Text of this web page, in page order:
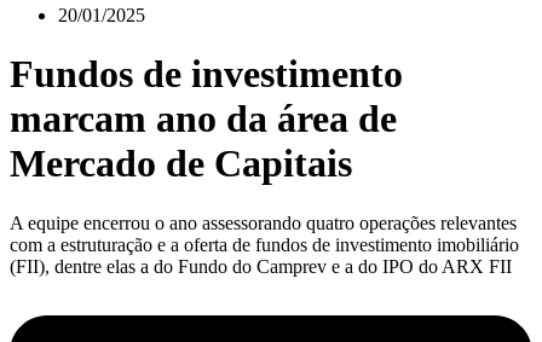
20/01/2025
Fundos de investimento
marcam ano da área de
Mercado de Capitais
A equipe encerrou o ano assessorando quatro operações relevantes
com a estruturação e a oferta de fundos de investimento imobiliário
(FII), dentre elas a do Fundo do Camprev e a do IPO do ARX FII